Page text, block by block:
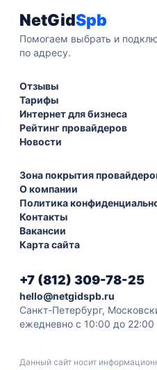
NetGidSpb
Помогаем выбрать и
по адресу.
Отзывы
Тарифы
Интернет для бизнеса
Рейтинг провайдеров
Новости
Зона покрытия
О компании
Политика
Контакты
Вакансии
Карта сайта
+7 (812) 309-78-25
hello@netgidspb.ru
Санкт-Петербург,
ежедневно с 10:00 до 22:00
Данный сайт носит